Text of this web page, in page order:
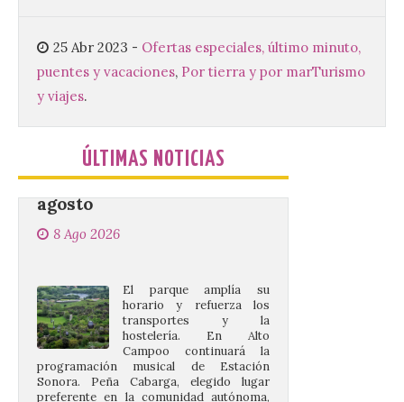
25 Abr 2023 - Ofertas especiales, último minuto,
puentes y vacaciones, Por tierra y por marTurismo
y viajes.
ÚLTIMAS NOTICIAS
Cabárceno prepara tres
desde los que divisar el
eclipse solar del 12 de
agosto
8 Ago 2026
transportes y la
hostelería. En Alto
Campoo continuará la
programación musical de Estación
Sonora. Peña Cabarga, elegido lugar
preferente en la comunidad autónoma,
contará con un dispositivo especial de
seguridad y acceso […]